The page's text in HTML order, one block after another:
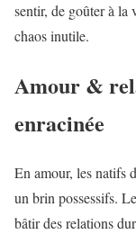
sentir, de goûter à la
chaos inutile.
Amour &
enracinée
En amour, les natifs
un brin possessifs.
bâtir des relations